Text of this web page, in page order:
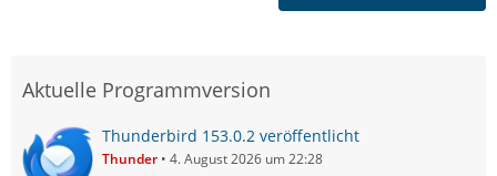
Aktuelle Programmversion
Thunderbird 153.0.2 veröffentlicht
Thunder 4. August 2026 um 22:28